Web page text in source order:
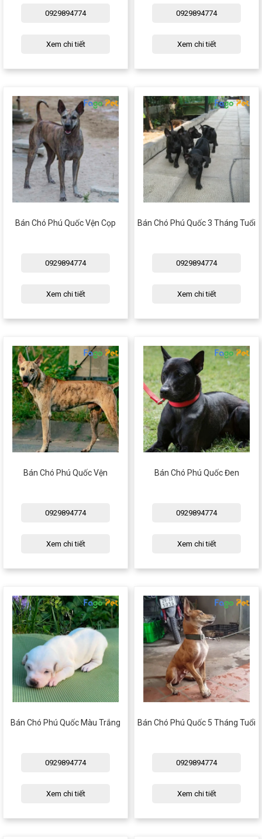
0929894774
Xem chi tiết
0929894774
Xem chi tiết
Bán Chó Phú Quốc Vện Cọp
0929894774
Xem chi tiết
Bán Chó Phú Quốc 3 Tháng Tuổi
0929894774
Xem chi tiết
Bán Chó Phú Quốc Vện
0929894774
Xem chi tiết
Bán Chó Phú Quốc Đen
0929894774
Xem chi tiết
Bán Chó Phú Quốc Màu Trắng
0929894774
Xem chi tiết
Bán Chó Phú Quốc 5 Tháng Tuổi
0929894774
Xem chi tiết